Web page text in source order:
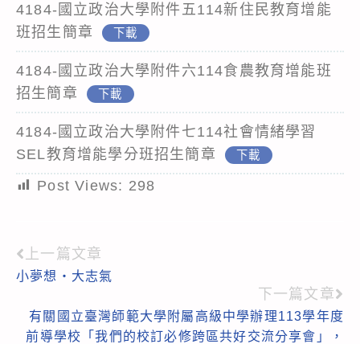
4184-國立政治大學附件五114新住民教育增能
班招生簡章
下載
4184-國立政治大學附件六114食農教育增能班
招生簡章
下載
4184-國立政治大學附件七114社會情緒學習
SEL教育增能學分班招生簡章
下載
Post Views: 298
Read
more
articles
上一篇文章
小夢想‧大志氣
下一篇文章
有關國立臺灣師範大學附屬高級中學辦理113學年度
前導學校「我們的校訂必修跨區共好交流分享會」，